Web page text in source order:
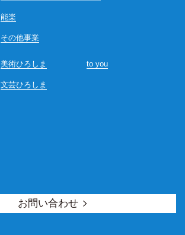
能楽
その他事業
美術ひろしま
文芸ひろしま
to you
お問い合わせ